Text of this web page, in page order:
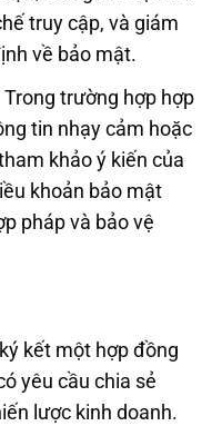
truy cập, và giám
về bảo mật.
Trong trường hợp hợp
tin nhạy cảm hoặc
khảo ý kiến của
khoản bảo mật
pháp và bảo vệ
kết một hợp đồng
yêu cầu chia sẻ
lược kinh doanh.